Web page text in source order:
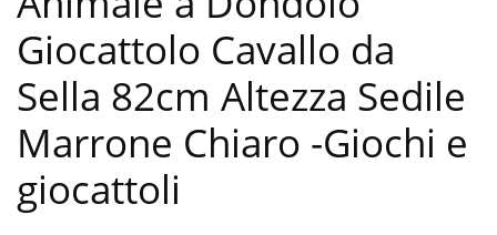
Giocattolo Cavallo da
Sella 82cm Altezza Sedile
Marrone Chiaro -Giochi e
giocattoli